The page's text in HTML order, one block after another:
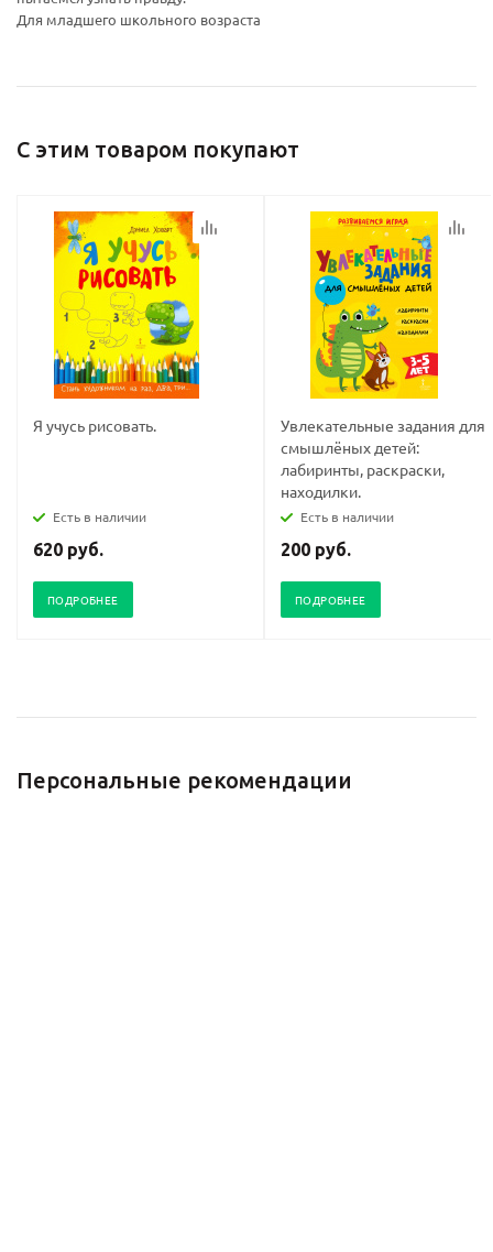
Для младшего школьного возраста
С этим товаром покупают
Я учусь рисовать.
Есть в наличии
620 руб.
ПОДРОБНЕЕ
Увлекательные задания для
смышлёных детей:
лабиринты, раскраски,
находилки.
Есть в наличии
200 руб.
ПОДРОБНЕЕ
Персональные рекомендации